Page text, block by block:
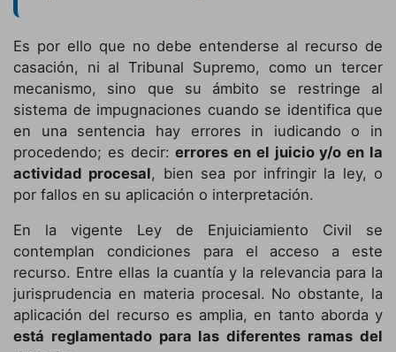
Es por ello que no debe entenderse al recurso de
casación, ni al Tribunal Supremo, como un tercer
mecanismo, sino que su ámbito se restringe al
sistema de impugnaciones cuando se identifica que
en una sentencia hay errores in iudicando o in
procedendo; es decir:errores en el juicio y/o en la
actividad procesal, bien sea por infringir la ley, o
por fallos en su aplicación o interpretación.
En la vigente Ley de Enjuiciamiento Civil se
contemplan condiciones para el acceso a este
recurso. Entre ellas la cuantía y la relevancia para la
jurisprudencia en materia procesal. No obstante, la
aplicación del recurso es amplia, en tanto aborda y
está reglamentado para las diferentes ramas del